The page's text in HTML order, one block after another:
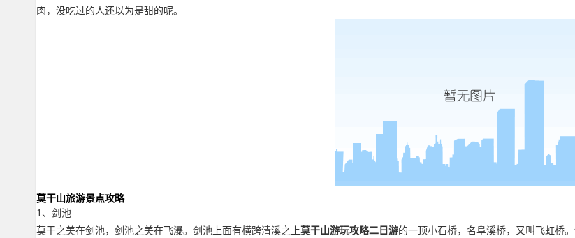
肉，没吃过的人还以为是甜的呢。
莫干山旅游景点攻略
1、剑池
莫干之美在剑池，剑池之美在飞瀑。剑池上面有横跨清溪之上莫干山游玩攻略二日游的一顶小石桥，名阜溪桥，又叫飞虹桥